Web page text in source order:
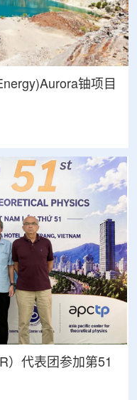
铀项目
）代表团参加第51